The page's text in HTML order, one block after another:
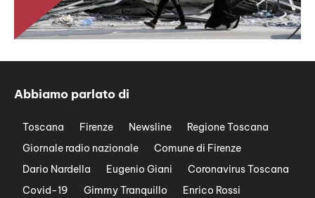
Abbiamo parlato di
Toscana Firenze Newsline
Regione Toscana
Giornale radio nazionale
Comune di Firenze
Dario Nardella
Eugenio Giani
Coronavirus Toscana
Covid-19
Gimmy Tranquillo
Enrico Rossi